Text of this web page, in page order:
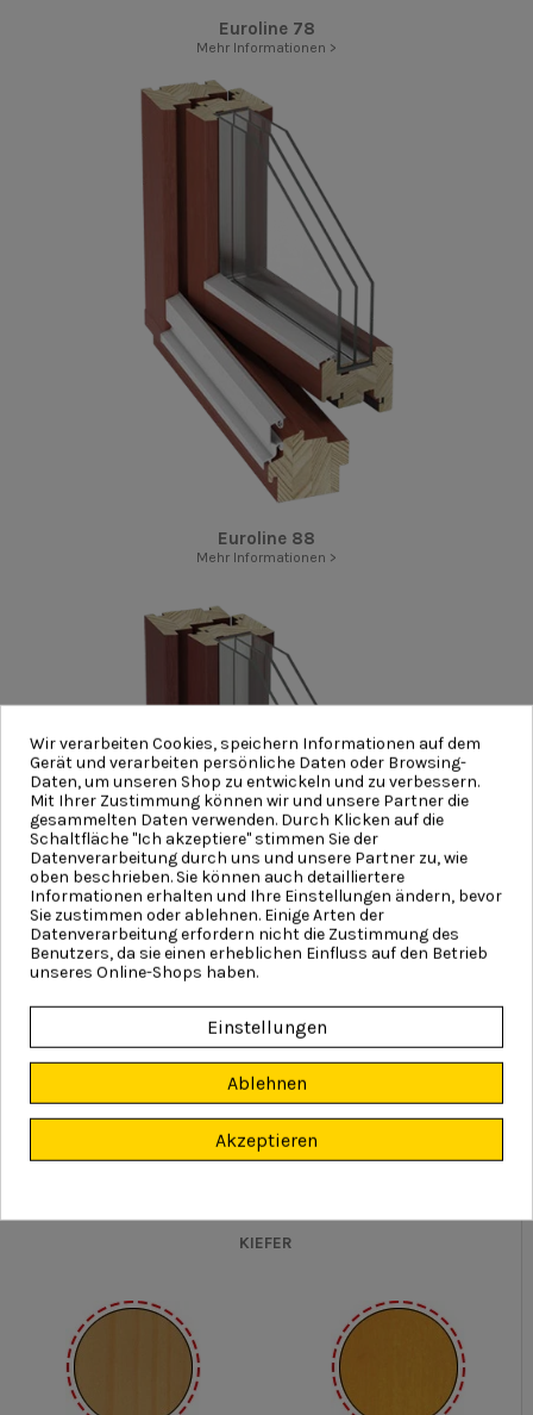
Euroline 78
Mehr Informationen >
Euroline 88
Mehr Informationen >
Euroline 92
Mehr Informationen >
KIEFER
Wir verarbeiten Cookies, speichern Informationen auf dem
Gerät und verarbeiten persönliche Daten oder Browsing-
Daten, um unseren Shop zu entwickeln und zu verbessern.
Mit Ihrer Zustimmung können wir und unsere Partner die
gesammelten Daten verwenden. Durch Klicken auf die
Schaltfläche "Ich akzeptiere" stimmen Sie der
Datenverarbeitung durch uns und unsere Partner zu, wie
oben beschrieben. Sie können auch detailliertere
Informationen erhalten und Ihre Einstellungen ändern, bevor
Sie zustimmen oder ablehnen. Einige Arten der
Datenverarbeitung erfordern nicht die Zustimmung des
Benutzers, da sie einen erheblichen Einfluss auf den Betrieb
unseres Online-Shops haben.
Einstellungen
Ablehnen
Akzeptieren